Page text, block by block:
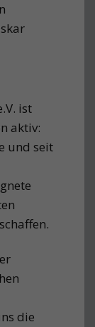
ist
aktiv:
und seit
die